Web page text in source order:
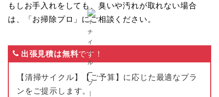
もしお手入れをしても、臭いや汚れが取れない場合
は、「お掃除プロ」にご相談ください。
出張見積は無料です！
【清掃サイクル】【ご予算】に応じた最適なプラ
ンをご提示します。